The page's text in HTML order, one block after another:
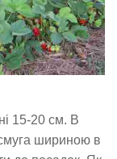
15-20 см. В
шириною в